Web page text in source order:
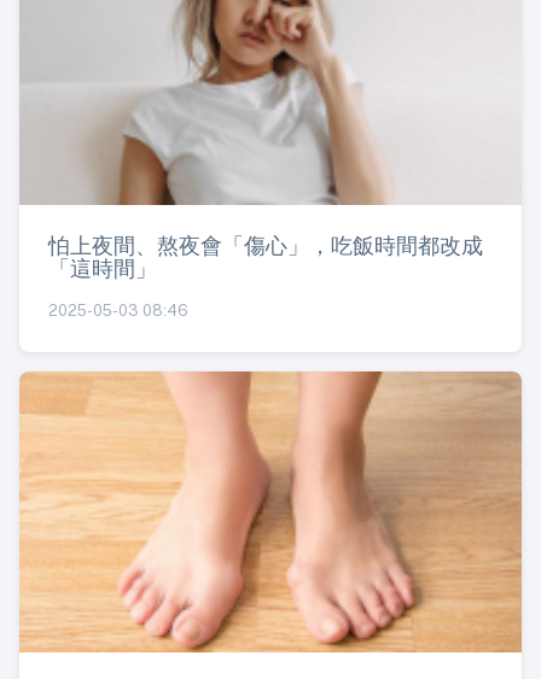
怕上夜間、熬夜會「傷心」，吃飯時間都改成
「這時間」
2025-05-03 08:46